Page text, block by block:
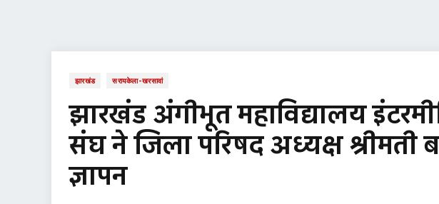
झारखंड सरायकेला-खरसावां
झारखंड अंगीभूत महाविद्यालय
संघ ने जिला परिषद अध्यक्ष श्रीमती
ज्ञापन